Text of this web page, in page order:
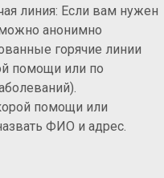
линия: Если вам нужен
анонимно
горячие линии
помощи или по
помощи или
ФИО и адрес.